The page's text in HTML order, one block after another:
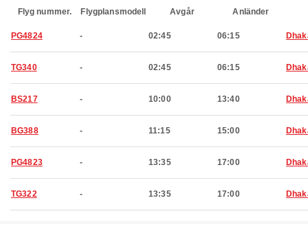
Flyg nummer. Flygplansmodell Avgår Anländer
PG4824 - 02:45 06:15
TG340 - 02:45 06:15
BS217 - 10:00 13:40
BG388 - 11:15 15:00
PG4823 - 13:35 17:00
TG322 - 13:35 17:00